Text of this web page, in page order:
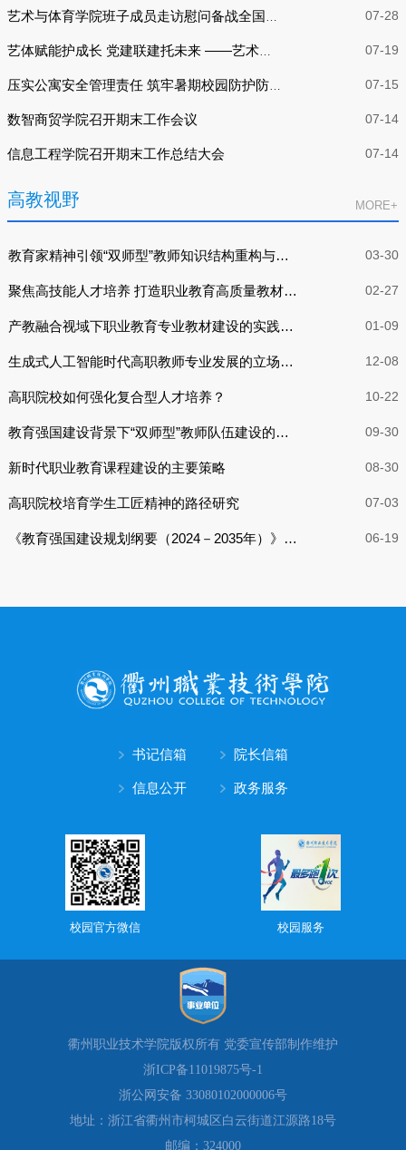
07-28
07-19
07-15
数智商贸学院召开期末工作会议 07-14
信息工程学院召开期末工作总结大会 07-14
高教视野 MORE+
教育家精神引领“双师型”教师知识结构重构与转
化的路径
03-30
聚焦高技能人才培养 打造职业教育高质量教材体
系
02-27
产教融合视域下职业教育专业教材建设的实践路
径
01-09
生成式人工智能时代高职教师专业发展的立场与
路径
12-08
高职院校如何强化复合型人才培养？ 10-22
教育强国建设背景下“双师型”教师队伍建设的实
践路径
09-30
新时代职业教育课程建设的主要策略 08-30
高职院校培育学生工匠精神的路径研究 07-03
《教育强国建设规划纲要（2024－2035年）》对 06-19
书记信箱 院长信箱
信息公开 政务服务
校园服务
校园官方微信
衢州职业技术学院版权所有 党委宣传部制作维护
浙ICP备11019875号-1
浙公网安备 33080102000006号
地址：浙江省衢州市柯城区白云街道江源路18号
邮编：324000